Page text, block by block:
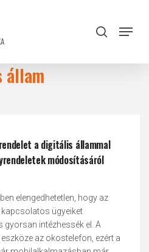
search
Menu
a digitális állammal
módosításáról
elengedhetetlen, hogy az
ügyeiket
gyorsan intézhessék el. A
az okostelefon, ezért a
Close